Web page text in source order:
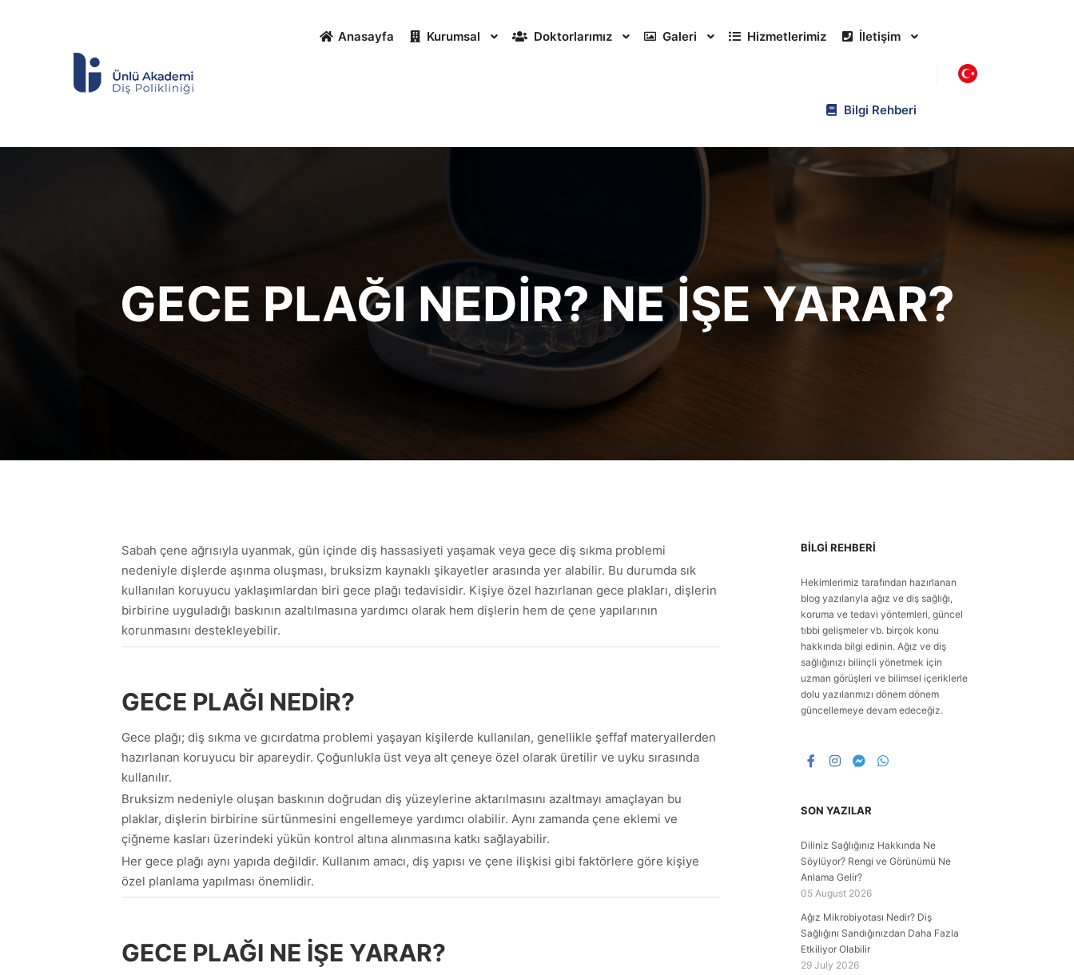
Anasayfa Kurumsal Doktorlarımız Galeri Hizmetlerimiz İletişim
Bilgi Rehberi
GECE PLAĞI NEDIR? NE İŞE YARAR?
Sabah çene ağrısıyla uyanmak, gün içinde diş hassasiyeti yaşamak veya gece diş sıkma problemi
nedeniyle dişlerde aşınma oluşması, bruksizm kaynaklı şikayetler arasında yer alabilir. Bu durumda sık
kullanılan koruyucu yaklaşımlardan biri gece plağı tedavisidir. Kişiye özel hazırlanan gece plakları, dişlerin
birbirine uyguladığı baskının azaltılmasına yardımcı olarak hem dişlerin hem de çene yapılarının
korunmasını destekleyebilir.
GECE PLAĞI NEDIR?
Gece plağı; diş sıkma ve gıcırdatma problemi yaşayan kişilerde kullanılan, genellikle şeffaf materyallerden
hazırlanan koruyucu bir apareydir. Çoğunlukla üst veya alt çeneye özel olarak üretilir ve uyku sırasında
kullanılır.
Bruksizm nedeniyle oluşan baskının doğrudan diş yüzeylerine aktarılmasını azaltmayı amaçlayan bu
plaklar, dişlerin birbirine sürtünmesini engellemeye yardımcı olabilir. Aynı zamanda çene eklemi ve
çiğneme kasları üzerindeki yükün kontrol altına alınmasına katkı sağlayabilir.
Her gece plağı aynı yapıda değildir. Kullanım amacı, diş yapısı ve çene ilişkisi gibi faktörlere göre kişiye
özel planlama yapılması önemlidir.
GECE PLAĞI NE İŞE YARAR?
BILGI REHBERI
Hekimlerimiz tarafından hazırlanan
blog yazılarıyla ağız ve diş sağlığı,
koruma ve tedavi yöntemleri, güncel
tıbbi gelişmeler vb. birçok konu
hakkında bilgi edinin. Ağız ve diş
sağlığınızı bilinçli yönetmek için
uzman görüşleri ve bilimsel içeriklerle
dolu yazılarımızı dönem dönem
güncellemeye devam edeceğiz.
SON YAZILAR
Diliniz Sağlığınız Hakkında Ne
Söylüyor? Rengi ve Görünümü Ne
Anlama Gelir?
05 August 2026
Ağız Mikrobiyotası Nedir? Diş
Sağlığını Sandığınızdan Daha Fazla
Etkiliyor Olabilir
29 July 2026